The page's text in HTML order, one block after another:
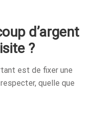
d’argent
?
est de fixer une
quelle que